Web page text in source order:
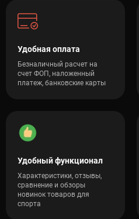
Удобная оплата
Безналичный расчет на
счет ФОП, наложенный
платеж, банковские карты
Удобный функционал
Характеристики, отзывы,
сравнение и обзоры
новинок товаров для
спорта